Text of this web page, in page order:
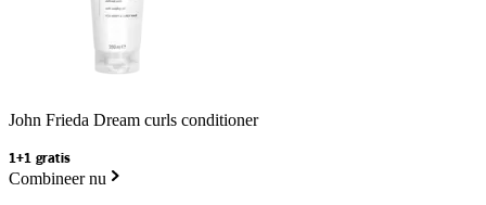
John Frieda Dream curls conditioner
1+1 gratis
Combineer nu